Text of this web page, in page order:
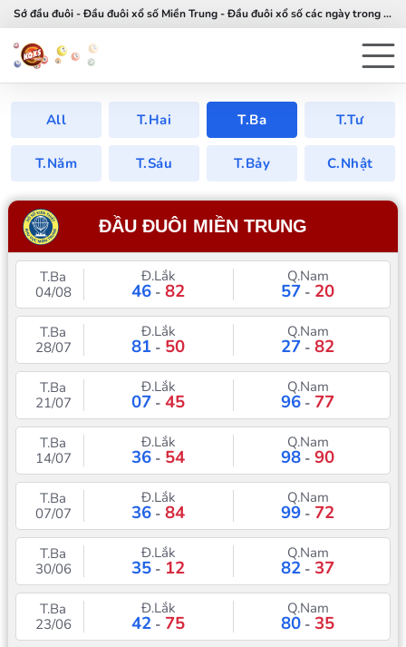
Sớ đầu đuôi - Đầu đuôi xổ số Miền Trung - Đầu đuôi xổ số các ngày trong tuần
All T.Hai T.Ba T.Tư
T.Năm T.Sáu T.Bảy C.Nhật
ĐẦU ĐUÔI MIỀN TRUNG
T.Ba
04/08
Đ.Lắk
46 -82
Q.Nam
57 - 20
T.Ba
28/07
Đ.Lắk
81 - 50
Q.Nam
27 -82
T.Ba
21/07
Đ.Lắk
07 -45
Q.Nam
96 - 77
T.Ba
14/07
Đ.Lắk
36 - 54
Q.Nam
98 -90
T.Ba
07/07
Đ.Lắk
36 -84
Q.Nam
99 - 72
T.Ba
30/06
Đ.Lắk
35 - 12
Q.Nam
82 -37
T.Ba
23/06
Đ.Lắk
42 - 75
Q.Nam
80 -35